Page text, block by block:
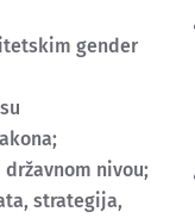
gender
nivou;
strategija,